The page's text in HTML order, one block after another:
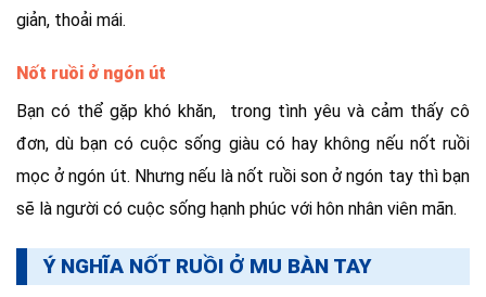
giản, thoải mái.
Nốt ruồi ở ngón út
Bạn có thể gặp khó khăn, trong tình yêu và cảm thấy cô
đơn, dù bạn có cuộc sống giàu có hay không nếu nốt ruồi
mọc ở ngón út. Nhưng nếu là nốt ruồi son ở ngón tay thì bạn
sẽ là người có cuộc sống hạnh phúc với hôn nhân viên mãn.
Ý NGHĨA NỐT RUỒI Ở MU BÀN TAY